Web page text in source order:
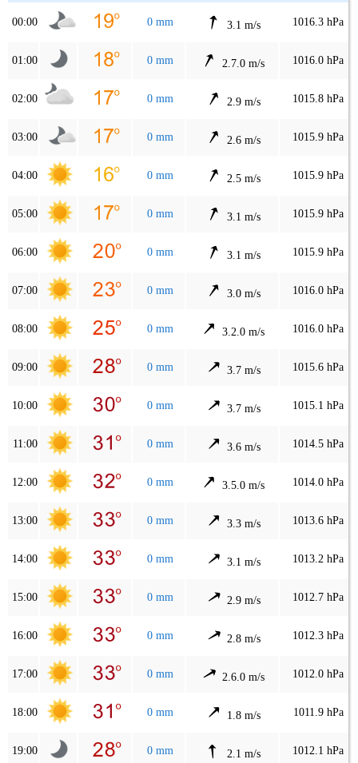
00:00 0 mm 3.1 m/s 1016.3 hPa
01:00 0 mm 2.7.0 m/s 1016.0 hPa
02:00 0 mm 2.9 m/s 1015.8 hPa
03:00 0 mm 2.6 m/s 1015.9 hPa
04:00 0 mm 2.5 m/s 1015.9 hPa
05:00 0 mm 3.1 m/s 1015.9 hPa
06:00 0 mm 3.1 m/s 1015.9 hPa
07:00 0 mm 3.0 m/s 1016.0 hPa
08:00 0 mm 3.2.0 m/s 1016.0 hPa
09:00 0 mm 3.7 m/s 1015.6 hPa
10:00 0 mm 3.7 m/s 1015.1 hPa
11:00 0 mm 3.6 m/s 1014.5 hPa
12:00 0 mm 3.5.0 m/s 1014.0 hPa
13:00 0 mm 3.3 m/s 1013.6 hPa
14:00 0 mm 3.1 m/s 1013.2 hPa
15:00 0 mm 2.9 m/s 1012.7 hPa
16:00 0 mm 2.8 m/s 1012.3 hPa
17:00 0 mm 2.6.0 m/s 1012.0 hPa
18:00 0 mm 1.8 m/s 1011.9 hPa
19:00 0 mm 2.1 m/s 1012.1 hPa